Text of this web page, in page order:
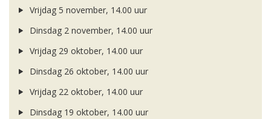
Vrijdag 5 november, 14.00 uur
Dinsdag 2 november, 14.00 uur
Vrijdag 29 oktober, 14.00 uur
Dinsdag 26 oktober, 14.00 uur
Vrijdag 22 oktober, 14.00 uur
Dinsdag 19 oktober, 14.00 uur